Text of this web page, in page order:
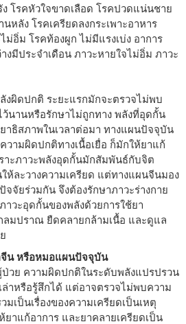
ง โรคหัวใจขาดเลือด โรคปวดแน่นชาย
หลัง โรคเครียดลงกระเพาะอาหาร
ม่อิ่ม โรคท้องผูก ไม่มีแรงเบ่ง อาการ
มีประจำเดือน ภาวะหายใจไม่อิ่ม ภาวะ
งผิดปกติ ระยะแรกมักจะตรวจไม่พบ
นานหรือรักษาไม่ถูกทาง พลังที่อุดกั้น
าธิสภาพในเวลาต่อมา ทางแผนปัจจุบัน
วามผิดปกติทางเนื้อเยื่อ ก็มักให้ยาแก้
าะภาวะพลังอุดกั้นมักสัมพันธ์กับจิต
ห้ละวางความเครียด แต่ทางแผนจีนมอง
จัยร่วมกัน จึงต้องรักษาภาวะร่างกาย
วะอุดกั้นของพลังด้วยการใช้ยา
ลมปราณ ยืดคลายกล้ามเนื้อ และดูแล
จีน หรือหมอแผนปัจจุบัน
วย ความผิดปกติในระดับพลังแปรปรวน
าหรือรู้สึกได้ แต่อาจตรวจไม่พบความ
มเป็นเรื่องของความเครียดเป็นเหตุ
าแก้อาการ และยาคลายเครียดเป็น